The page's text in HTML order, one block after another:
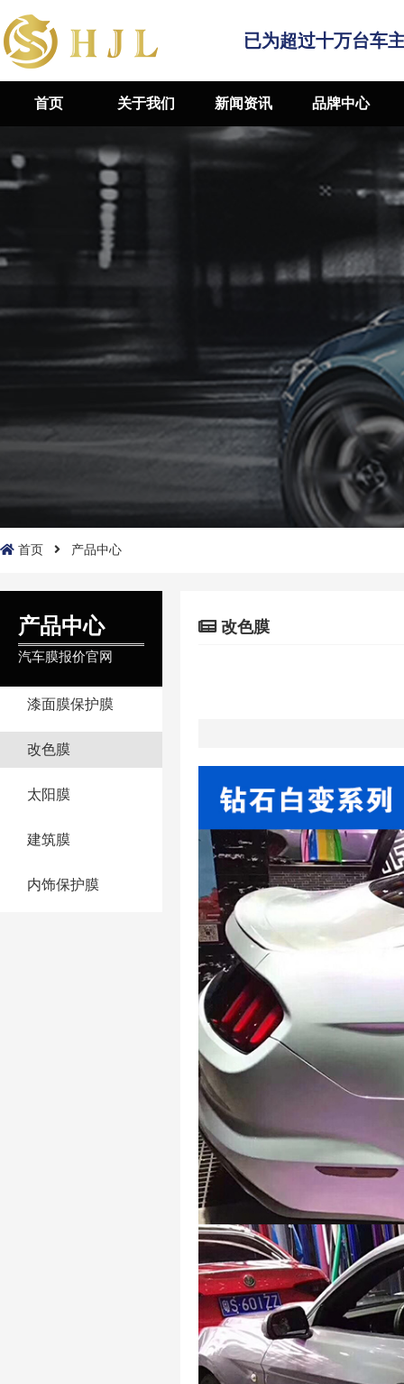
已为超过十万台车
首页 关于我们 新闻资讯 品牌中心
首页 产品中心
产品中心
汽车膜报价官网
漆面膜保护膜
改色膜
太阳膜
建筑膜
内饰保护膜
改色膜